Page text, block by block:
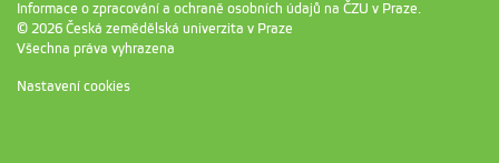
Informace o zpracování a ochraně osobních údajů na ČZU v Praze.
© 2026 Česká zemědělská univerzita v Praze
Všechna práva vyhrazena
Nastavení cookies